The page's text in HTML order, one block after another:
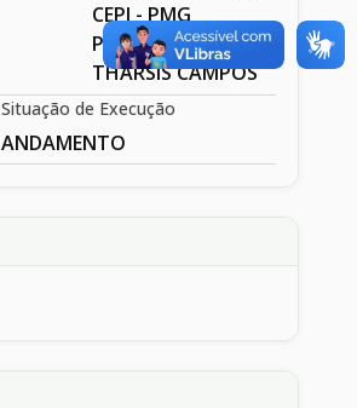
CEPI - PMG
POLIVALENTE DR.
THARSIS CAMPOS
Situação de Execução
ANDAMENTO